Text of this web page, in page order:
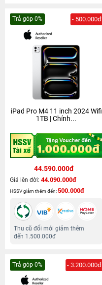
Trả góp 0% - 500.000đ
iPad Pro M4 11 inch 2024 Wifi
1TB | Chính...
44.590.000đ
Giá lên đời: 44.090.000đ
HSSV giảm thêm đến:500.000đ
Thu cũ đổi mới giảm thêm
đến 1.500.000đ
Trả góp 0% - 3.200.000đ